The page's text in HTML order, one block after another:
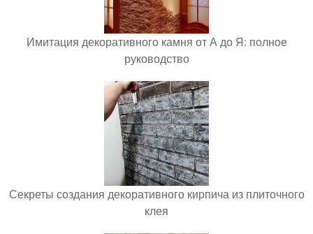
Имитация декоративного камня от А до Я: полное
руководство
Секреты создания декоративного кирпича из плиточного
клея